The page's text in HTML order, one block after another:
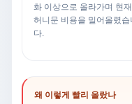
화 이상으로 올라가며 현재
허니문 비용을 밀어올렸습
다.
왜 이렇게 빨리 올랐나